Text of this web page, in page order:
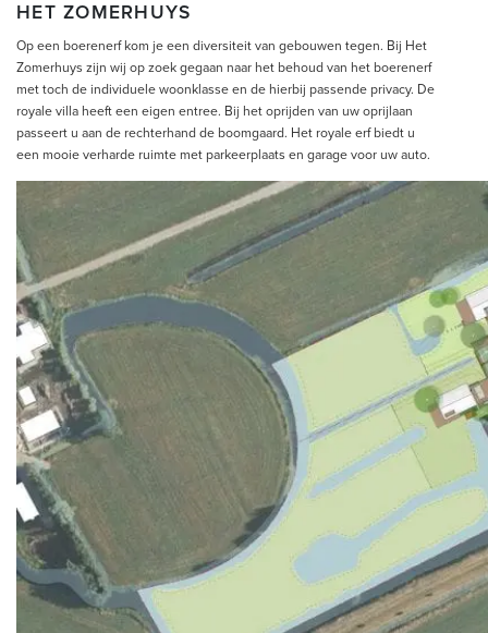
HET ZOMERHUYS
Op een boerenerf kom je een diversiteit van gebouwen tegen. Bij Het
Zomerhuys zijn wij op zoek gegaan naar het behoud van het boerenerf
met toch de individuele woonklasse en de hierbij passende privacy. De
royale villa heeft een eigen entree. Bij het oprijden van uw oprijlaan
passeert u aan de rechterhand de boomgaard. Het royale erf biedt u
een mooie verharde ruimte met parkeerplaats en garage voor uw auto.